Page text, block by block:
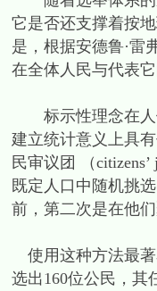
它是否还支撑着按
是，根据安德鲁·雷
在全体人民与代表
标示性理念在人
建立统计意义上具
民审议团 （
既定人口中随机挑
前，第二次是在他
使用这种方法最著
选出160位公民，其